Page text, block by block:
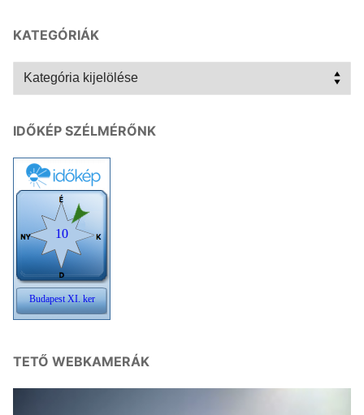
KATEGÓRIÁK
Kategóriák
IDŐKÉP SZÉLMÉRŐNK
TETŐ WEBKAMERÁK